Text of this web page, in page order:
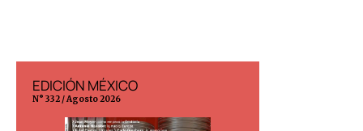
EDICIÓN MÉXICO
N° 332 / Agosto 2026